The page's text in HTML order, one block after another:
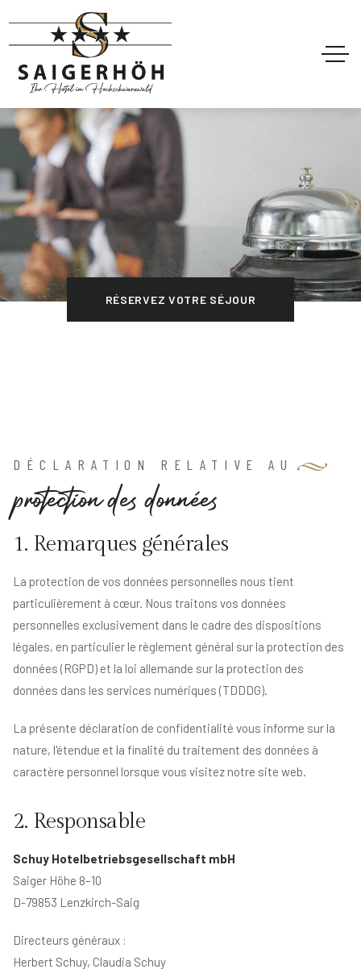
RÉSERVEZ VOTRE SÉJOUR
DÉCLARATION RELATIVE AU
protectiondes données
1. Remarques générales
La protection de vos données personnelles nous tient
particulièrement à cœur. Nous traitons vos données
personnelles exclusivement dans le cadre des dispositions
légales, en particulier le règlement général sur la protection des
données (RGPD) et la loi allemande sur la protection des
données dans les services numériques (TDDDG).
La présente déclaration de confidentialité vous informe sur la
nature, l'étendue et la finalité du traitement des données à
caractère personnel lorsque vous visitez notre site web.
2. Responsable
Schuy Hotelbetriebsgesellschaft mbH
Saiger Höhe 8–10
D-79853 Lenzkirch-Saig
Directeurs généraux :
Herbert Schuy, Claudia Schuy